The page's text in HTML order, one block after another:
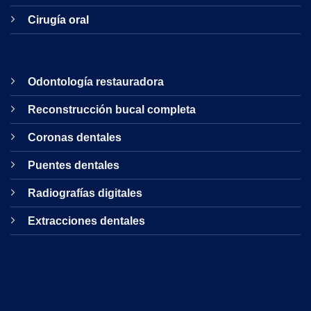
Cirugía oral
Odontología restauradora
Reconstrucción bucal completa
Coronas dentales
Puentes dentales
Radiografías digitales
Extracciones dentales